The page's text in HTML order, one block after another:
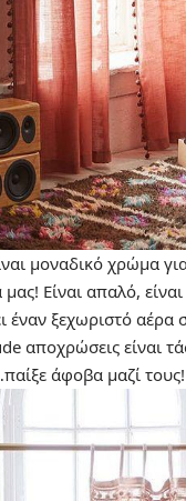
μοναδικό χρώμα
Είναι απαλό,
έναν ξεχωριστό
αποχρώσεις είναι
άφοβα μαζί τους!